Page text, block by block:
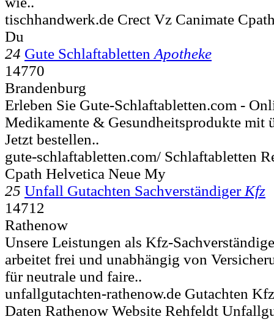
tischhandwerk.de Crect Vz Canimate
Du
24 Gute Schlaftabletten Apotheke
14770
Brandenburg
Erleben Sie Gute-Schlaftabletten.com -
Medikamente & Gesundheitsprodukte mit
Jetzt bestellen..
gute-schlaftabletten.com/ Schlaftabletten
Cpath Helvetica Neue My
25 Unfall Gutachten Sachverständiger Kfz
14712
Rathenow
Unsere Leistungen als Kfz-
arbeitet frei und unabhängig von
für neutrale und faire..
unfallgutachten-rathenow.de Gutachten
Daten Rathenow Website Rehfeldt